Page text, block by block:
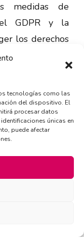
tecnologías como las
del dispositivo. El
procesar datos
únicas en
puede afectar
medidas de
el GDPR y la
los derechos
y les ha
para que
garantías de
HIJOS, S.L.
(Madrid).